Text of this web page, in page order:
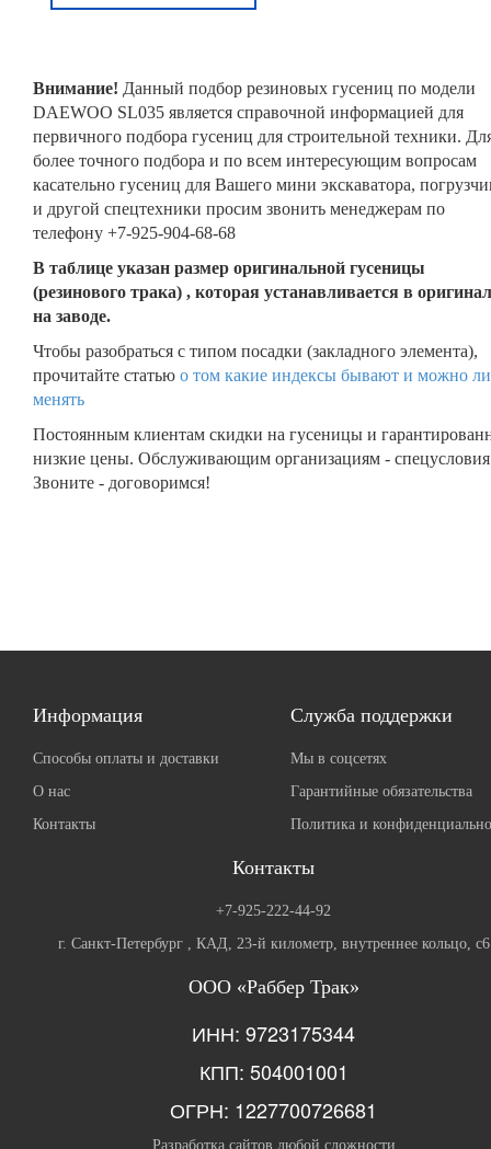
Внимание! Данный подбор резиновых гусениц по модели
DAEWOO SL035 является справочной информацией для
первичного подбора гусениц для строительной техники.
более точного подбора и по всем интересующим вопросам
касательно гусениц для Вашего мини экскаватора,
и другой спецтехники просим звонить менеджерам по
телефону +7-925-904-68-68
В таблице указан размер оригинальной гусеницы
(резинового трака) , которая устанавливается в
на заводе.
Чтобы разобраться с типом посадки (закладного элемента),
прочитайте статью о том какие индексы бывают и можно
менять
Постоянным клиентам скидки на гусеницы и
низкие цены. Обслуживающим организациям -
Звоните - договоримся!
Информация
Способы оплаты и доставки
О нас
Контакты
Служба поддержки
Мы в соцсетях
Гарантийные обязательства
Политика и
Контакты
+7-925-222-44-92
г. Санкт-Петербург , КАД, 23-й километр, внутреннее кольцо, с6
ООО «Раббер Трак»
ИНН: 9723175344
КПП: 504001001
ОГРН: 1227700726681
Разработка сайтов любой сложности